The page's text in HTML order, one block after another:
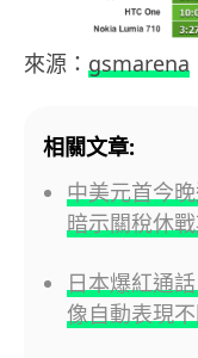
來源： gsmarena
相關文章:
中美元首今
暗示關稅休
日本爆紅通
像自動表現